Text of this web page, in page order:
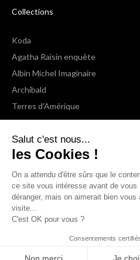
Salut c'est nous...
les Cookies !
On a attendu d'être sûrs que le
ce site vous intéresse avant de vous
déranger, mais on aimerait bien
visite...
C'est OK pour vous ?
Consentements
Collections
Koda
Agatha Raisin enquête
Albin Michel Imaginaire
Archibald
Terres d'Amérique
Espaces Libres Poche
NOX
Wiz
Voir toutes les collections
Nous suivre